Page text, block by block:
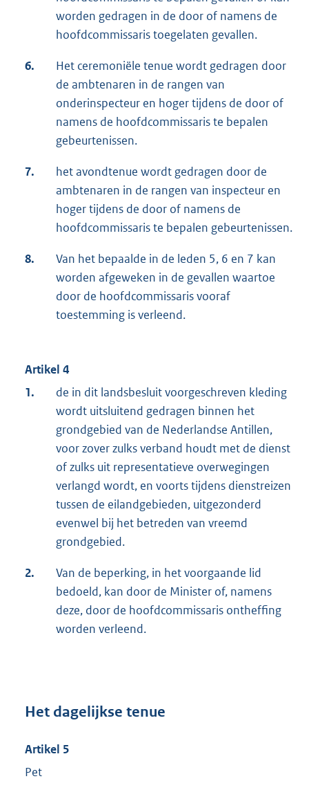
worden gedragen in de door of namens de
hoofdcommissaris toegelaten gevallen.
6.
Het ceremoniële tenue wordt gedragen door
de ambtenaren in de rangen van
onderinspecteur en hoger tijdens de door of
namens de hoofdcommissaris te bepalen
gebeurtenissen.
7.
het avondtenue wordt gedragen door de
ambtenaren in de rangen van inspecteur en
hoger tijdens de door of namens de
hoofdcommissaris te bepalen gebeurtenissen.
8.
Van het bepaalde in de leden 5, 6 en 7 kan
worden afgeweken in de gevallen waartoe
door de hoofdcommissaris vooraf
toestemming is verleend.
Artikel 4
1.
de in dit landsbesluit voorgeschreven kleding
wordt uitsluitend gedragen binnen het
grondgebied van de Nederlandse Antillen,
voor zover zulks verband houdt met de dienst
of zulks uit representatieve overwegingen
verlangd wordt, en voorts tijdens dienstreizen
tussen de eilandgebieden, uitgezonderd
evenwel bij het betreden van vreemd
grondgebied.
2.
Van de beperking, in het voorgaande lid
bedoeld, kan door de Minister of, namens
deze, door de hoofdcommissaris ontheffing
worden verleend.
Het dagelijkse tenue
Artikel 5
Pet